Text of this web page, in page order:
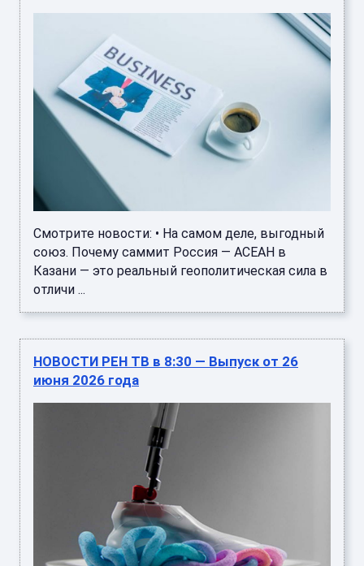
Смотрите новости: • На самом деле, выгодный
союз. Почему саммит Россия — АСЕАН в
Казани — это реальный геополитическая сила в
отличи ...
НОВОСТИ РЕН ТВ в 8:30 — Выпуск от 26
июня 2026 года